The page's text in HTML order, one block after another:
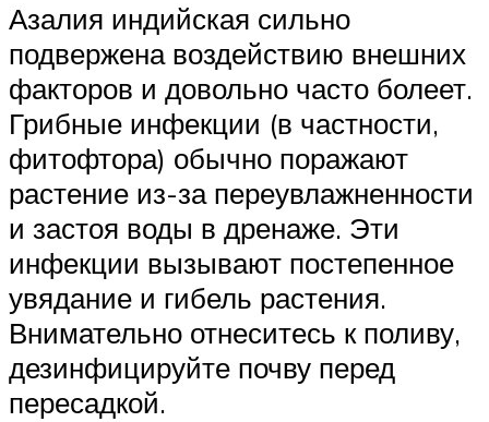
Азалия индийская сильно
подвержена воздействию внешних
факторов и довольно часто болеет.
Грибные инфекции (в частности,
фитофтора) обычно поражают
растение из-за переувлажненности
и застоя воды в дренаже. Эти
инфекции вызывают постепенное
увядание и гибель растения.
Внимательно отнеситесь к поливу,
дезинфицируйте почву перед
пересадкой.